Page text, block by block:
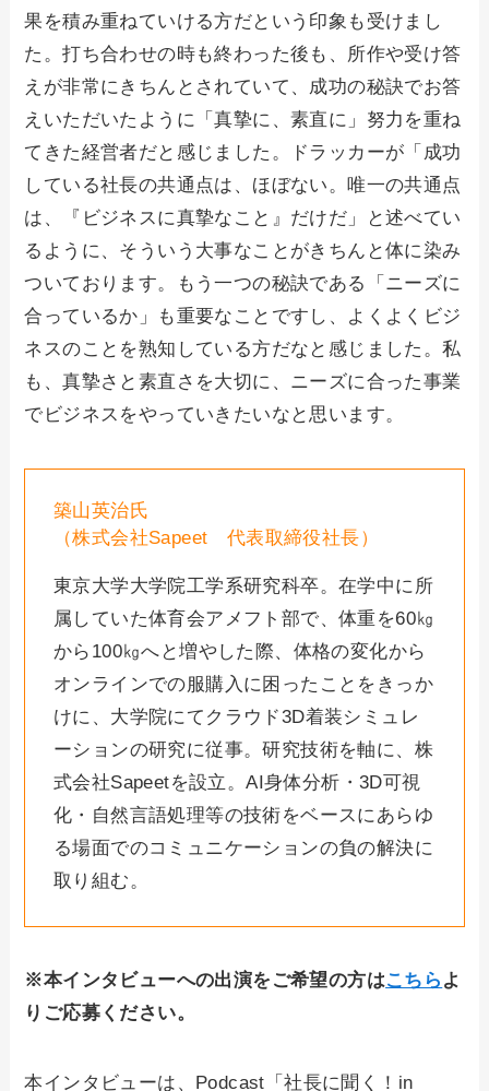
果を積み重ねていける方だという印象も受けまし
た。打ち合わせの時も終わった後も、所作や受け答
えが非常にきちんとされていて、成功の秘訣でお答
えいただいたように「真摯に、素直に」努力を重ね
てきた経営者だと感じました。ドラッカーが「成功
している社長の共通点は、ほぼない。唯一の共通点
は、『ビジネスに真摯なこと』だけだ」と述べてい
るように、そういう大事なことがきちんと体に染み
ついております。もう一つの秘訣である「ニーズに
合っているか」も重要なことですし、よくよくビジ
ネスのことを熟知している方だなと感じました。私
も、真摯さと素直さを大切に、ニーズに合った事業
でビジネスをやっていきたいなと思います。
築山英治氏
（株式会社Sapeet 代表取締役社長）
東京大学大学院工学系研究科卒。在学中に所
属していた体育会アメフト部で、体重を60㎏
から100㎏へと増やした際、体格の変化から
オンラインでの服購入に困ったことをきっか
けに、大学院にてクラウド3D着装シミュレ
ーションの研究に従事。研究技術を軸に、株
式会社Sapeetを設立。AI身体分析・3D可視
化・自然言語処理等の技術をベースにあらゆ
る場面でのコミュニケーションの負の解決に
取り組む。
※本インタビューへの出演をご希望の方はこちら よ
りご応募ください。
本インタビューは、Podcast「社長に聞く！in